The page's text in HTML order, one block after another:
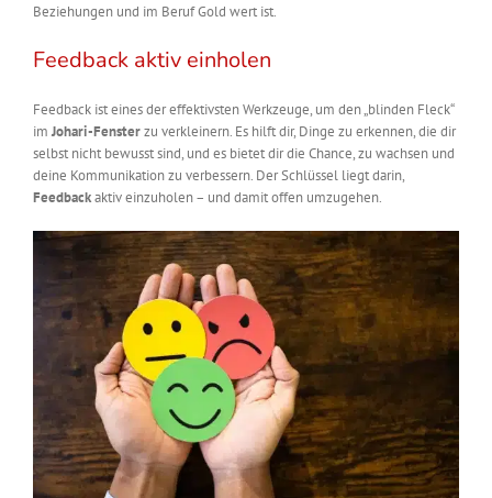
Beziehungen und im Beruf Gold wert ist.
Feedback aktiv einholen
Feedback ist eines der effektivsten Werkzeuge, um den „blinden Fleck“
im Johari-Fensterzu verkleinern. Es hilft dir, Dinge zu erkennen, die dir
selbst nicht bewusst sind, und es bietet dir die Chance, zu wachsen und
deine Kommunikation zu verbessern. Der Schlüssel liegt darin,
Feedbackaktiv einzuholen – und damit offen umzugehen.